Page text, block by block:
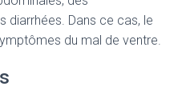
diarrhées. Dans ce cas, le
du mal de ventre.